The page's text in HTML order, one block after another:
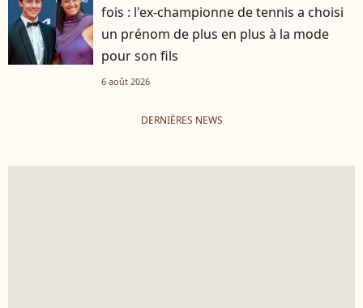
fois : l'ex-championne de tennis a choisi
un prénom de plus en plus à la mode
pour son fils
6 août 2026
DERNIÈRES NEWS